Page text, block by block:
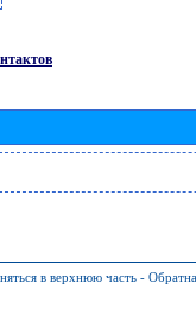
в верхнюю часть -